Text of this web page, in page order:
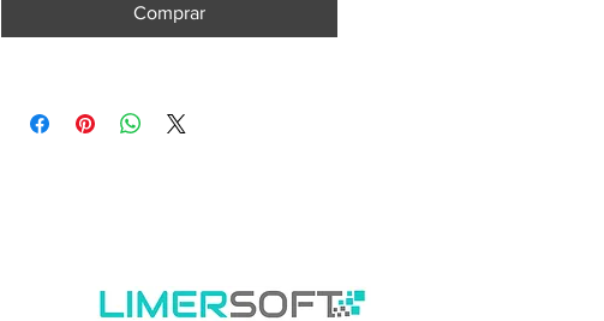
XML
- Integração com Skype, Teams e
Comprar